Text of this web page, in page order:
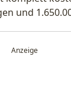
und